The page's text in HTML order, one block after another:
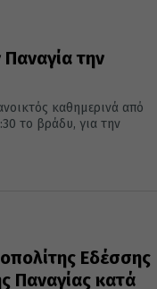
την
καθημερινά από
το βράδυ, για την
Εδέσσης
Παναγίας κατά